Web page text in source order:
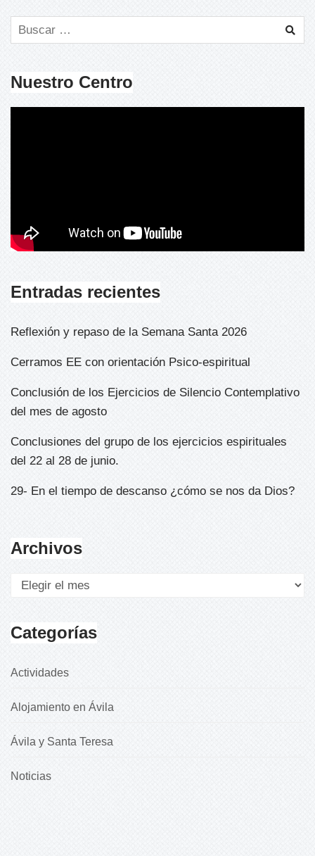
Nuestro Centro
Entradas recientes
Reflexión y repaso de la Semana Santa 2026
Cerramos EE con orientación Psico-espiritual
Conclusión de los Ejercicios de Silencio Contemplativo
del mes de agosto
Conclusiones del grupo de los ejercicios espirituales
del 22 al 28 de junio.
29- En el tiempo de descanso ¿cómo se nos da Dios?
Archivos
Categorías
Actividades
Alojamiento en Ávila
Ávila y Santa Teresa
Noticias